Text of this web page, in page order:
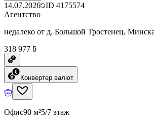
14.07.2026 ID 4175574
Агентство
недалеко от д. Большой Тростенец,
318 977 ƃ
Конвертер валют
Офис90 м²5/7 этаж